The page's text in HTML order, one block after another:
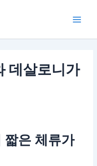
데살로니가
짧은 체류가